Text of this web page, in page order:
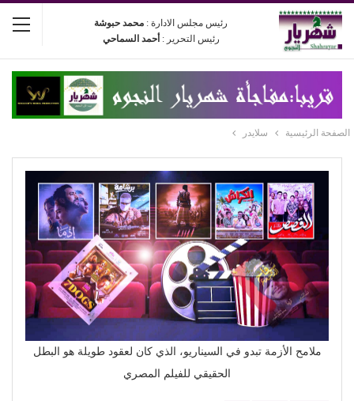
رئيس مجلس الادارة : محمد حبوشة
رئيس التحرير : أحمد السماحي
الصفحة الرئيسية سلايدر
ملامح الأزمة تبدو في السيناريو، الذي كان لعقود طويلة هو البطل
الحقيقي للفيلم المصري